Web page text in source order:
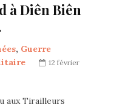
à Diên Biên
, Guerre
12 février
aux Tirailleurs